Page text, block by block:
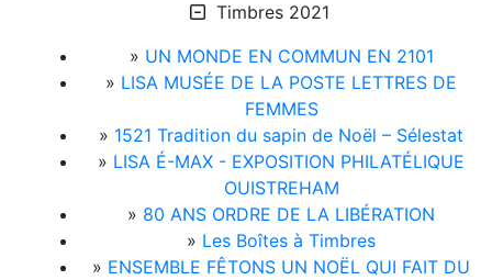
Timbres 2021
» UN MONDE EN COMMUN EN 2101
» LISA MUSÉE DE LA POSTE LETTRES DE
FEMMES
» 1521 Tradition du sapin de Noël – Sélestat
» LISA É-MAX - EXPOSITION PHILATÉLIQUE
OUISTREHAM
» 80 ANS ORDRE DE LA LIBÉRATION
» Les Boîtes à Timbres
» ENSEMBLE FÊTONS UN NOËL QUI FAIT DU